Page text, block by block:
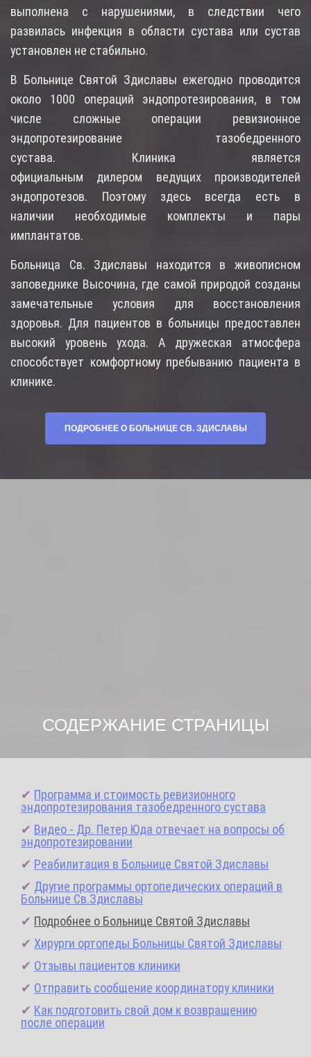
выполнена с нарушениями, в следствии чего
развилась инфекция в области сустава или сустав
установлен не стабильно.
В Больнице Святой Здиславы ежегодно проводится
около 1000 операций эндопротезирования, в том
числе сложные операции ревизионное
эндопротезирование тазобедренного
сустава. Клиника является
официальным дилером ведущих производителей
эндопротезов. Поэтому здесь всегда есть в
наличии необходимые комплекты и пары
имплантатов.
Больница Св. Здиславы находится в живописном
заповеднике Высочина, где самой природой созданы
замечательные условия для восстановления
здоровья. Для пациентов в больницы предоставлен
высокий уровень ухода. А дружеская атмосфера
способствует комфортному пребыванию пациента в
клинике.
ПОДРОБНЕЕ О БОЛЬНИЦЕ СВ. ЗДИСЛАВЫ
СОДЕРЖАНИЕ СТРАНИЦЫ
✔ Программа и стоимость ревизионного
эндопротезирования тазобедренного сустава
✔ Видео - Др. Петер Юда отвечает на вопросы об
эндопротезировании
✔ Реабилитация в Больнице Святой Здиславы
✔ Другие программы ортопедических операций в
Больнице Св.Здиславы
✔ Подробнее о Больнице Святой Здиславы
✔ Хирурги ортопеды Больницы Святой Здиславы
✔ Отзывы пациентов клиники
✔ Отправить сообщение координатору клиники
✔ Как подготовить свой дом к возвращению
после операции